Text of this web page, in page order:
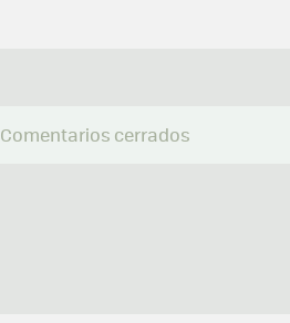
Comentarios cerrados